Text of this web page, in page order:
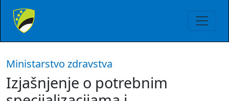
Ministarstvo zdravstva
Izjašnjenje o potrebnim